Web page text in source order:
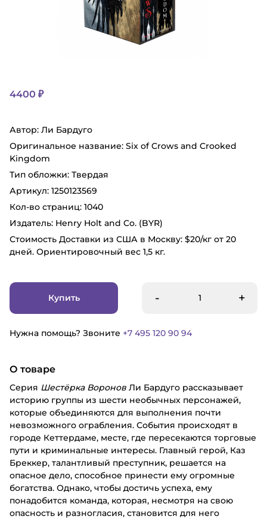
4400 ₽
Автор: Ли Бардуго
Оригинальное название: Six of Crows and Crooked
Kingdom
Тип oблoжки: Твердая
Артикул: 1250123569
Кол-во страниц: 1040
Издатель‏: Henry Holt and Co. (BYR)
Стоимость Доставки из США в Москву: $20/кг от 20
дней. Ориентировочный вес 1,5 кг.
Купить - +
Нужна помощь? Звоните +7 495 120 90 94
О товаре
Серия Шестёрка Воронов Ли Бардуго рассказывает
историю группы из шести необычных персонажей,
которые объединяются для выполнения почти
невозможного ограбления. События происходят в
городе Кеттердаме, месте, где пересекаются торговые
пути и криминальные интересы. Главный герой, Каз
Бреккер, талантливый преступник, решается на
опасное дело, способное принести ему огромные
богатства. Однако, чтобы достичь успеха, ему
понадобится команда, которая, несмотря на свою
опасность и разногласия, становится для него